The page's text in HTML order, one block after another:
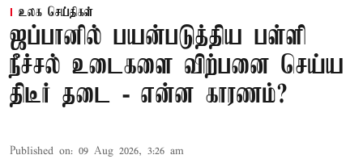
உலக செய்திகள்
ஜப்பானில் பயன்படுத்திய பள்ளி
நீச்சல் உடைகளை விற்பனை செய்ய
திடீர் தடை - என்ன காரணம்?
Published on: 09 Aug 2026, 3:26 am